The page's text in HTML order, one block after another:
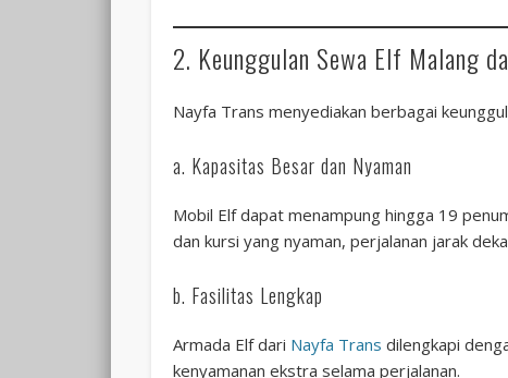
2. Keunggulan Sewa Elf Malang
Nayfa Trans menyediakan berbagai
a. Kapasitas Besar dan Nyaman
Mobil Elf dapat menampung hingga 19
dan kursi yang nyaman, perjalanan jarak
b. Fasilitas Lengkap
Armada Elf dari Nayfa Trans dilengkapi
kenyamanan ekstra selama perjalanan.